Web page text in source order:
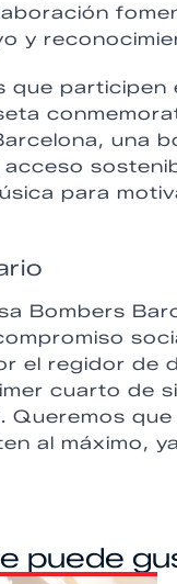
y
que participen
una
para
Bombers
el regidor de
cuarto de
Queremos
al máximo,
puede